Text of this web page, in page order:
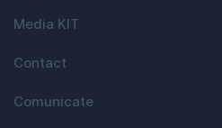
Media KIT
Contact
Comunicate